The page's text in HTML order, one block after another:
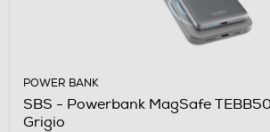
POWER BANK
SBS - Powerbank MagSafe
Grigio